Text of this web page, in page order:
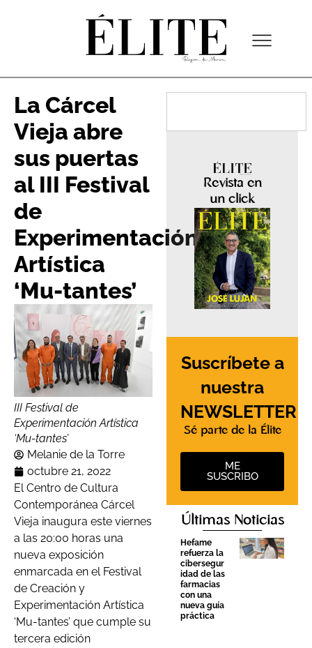
La Cárcel
Vieja abre
sus puertas
al III Festival
de
Experimentación
Artística
‘Mu-tantes’
III Festival de
Experimentación Artística
‘Mu-tantes’
Melanie de la Torre
octubre 21, 2022
El Centro de Cultura
Contemporánea Cárcel
Vieja inaugura este viernes
a las 20:00 horas una
nueva exposición
enmarcada en el Festival
de Creación y
Experimentación Artística
‘Mu-tantes’ que cumple su
tercera edición
Revista en
un click
Suscríbete a
nuestra
NEWSLETTER
Sé parte de la Élite
ME
SUSCRIBO
Últimas Noticias
Hefame
refuerza la
cibersegur
idad de las
farmacias
con una
nueva guía
práctica